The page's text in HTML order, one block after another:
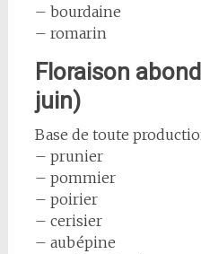
– bourdaine
– romarin
Floraison
juin)
Base de toute
– prunier
– pommier
– poirier
– cerisier
– aubépine